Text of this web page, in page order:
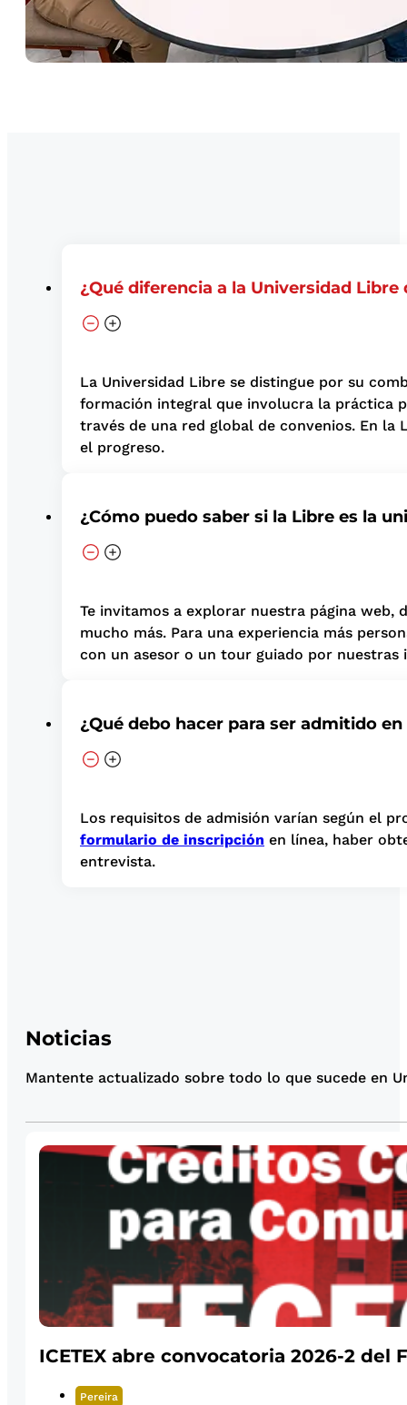
¿Qué diferencia a la Universidad
La Universidad Libre se distingue por su
formación integral que involucra la práctica
través de una red global de convenios. En
el progreso.
¿Cómo puedo saber si la Libre es la
Te invitamos a explorar nuestra página web,
mucho más. Para una experiencia más
con un asesor o un tour guiado por nuestras
¿Qué debo hacer para ser admitido
Los requisitos de admisión varían según el
formulario de inscripción en línea, haber
entrevista.
Noticias
Mantente actualizado sobre todo lo que sucede en
ICETEX abre convocatoria 2026-2 del
Pereira